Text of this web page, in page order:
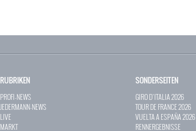
RUBRIKEN
PROFI-NEWS
JEDERMANN-NEWS
LIVE
MARKT
SONDERSEITEN
GIRO D`ITALIA 2026
TOUR DE FRANCE 2026
VUELTA A ESPAÑA 2026
RENNERGEBNISSE